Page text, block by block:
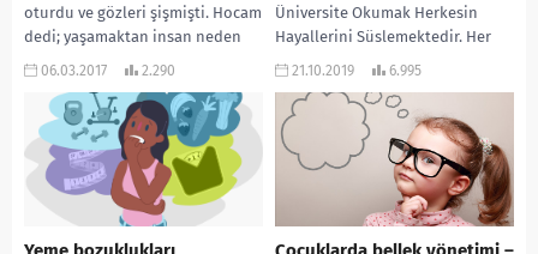
oturdu ve gözleri şişmişti. Hocam
dedi; yaşamaktan insan neden
zevk almaz? Durduk...
06.03.2017 2.290
Üniversite Okumak Herkesin
Hayallerini Süslemektedir. Her
Sene Bunun İçin 2 Milyondan
21.10.2019 6.995